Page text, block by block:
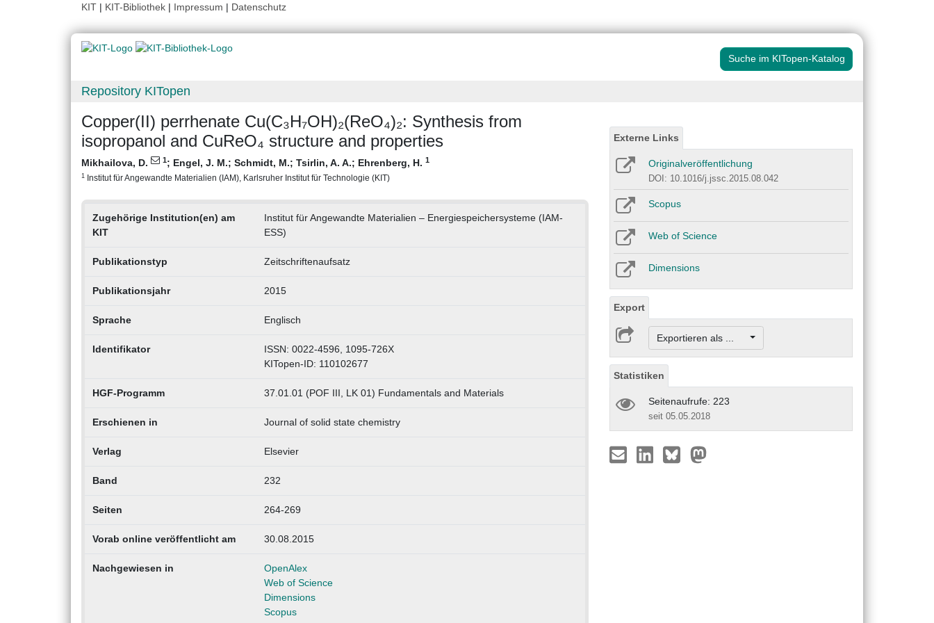
KIT | KIT-Bibliothek | Impressum | Datenschutz
Suche im KITopen-Katalog
Repository KITopen
Copper(II) perrhenate Cu(C₃H₇OH)₂(ReO₄)₂: Synthesis from
isopropanol and CuReO₄ structure and properties
Mikhailova, D. 1; Engel, J. M.; Schmidt, M.; Tsirlin, A. A.; Ehrenberg, H. 1
1 Institut für Angewandte Materialien (IAM), Karlsruher Institut für Technologie (KIT)
Zugehörige Institution(en) am
KIT
Institut für Angewandte Materialien – Energiespeichersysteme (IAM-
ESS)
Publikationstyp Zeitschriftenaufsatz
Publikationsjahr 2015
Sprache Englisch
Identifikator
ISSN: 0022-4596, 1095-726X
KITopen-ID: 110102677
HGF-Programm 37.01.01 (POF III, LK 01) Fundamentals and Materials
Erschienen in Journal of solid state chemistry
Verlag Elsevier
Band 232
Seiten 264-269
Vorab online veröffentlicht am 30.08.2015
Nachgewiesen in
OpenAlex
Web of Science
Dimensions
Scopus
Externe Links
Originalveröffentlichung
DOI: 10.1016/j.jssc.2015.08.042
Scopus
Web of Science
Dimensions
Export
Exportieren als ...
Statistiken
Seitenaufrufe: 223
seit 05.05.2018